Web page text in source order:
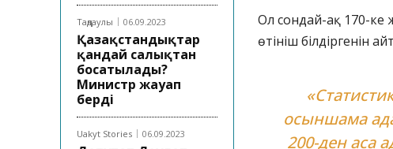
Таңдаулы 06.09.2023
Қазақстандықтар
қандай салықтан
босатылады?
Министр жауап
берді
Uakyt Stories 06.09.2023
Ол сондай-ақ 170-ке
өтініш білдіргенін
осыншама
200-ден аса